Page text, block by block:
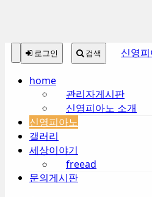
본
문
메
뉴
토
기
로그인 검색 신영
home
관리자게시판
신영피아노 소개
신영피아노
갤러리
세상이야기
freead
문의게시판